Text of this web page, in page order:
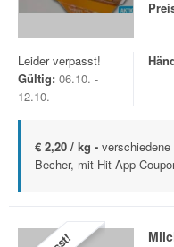
Leider verpasst!
Gültig: 06.10. -
12.10.
€ 2,20 / kg -
Becher, mit Hit App